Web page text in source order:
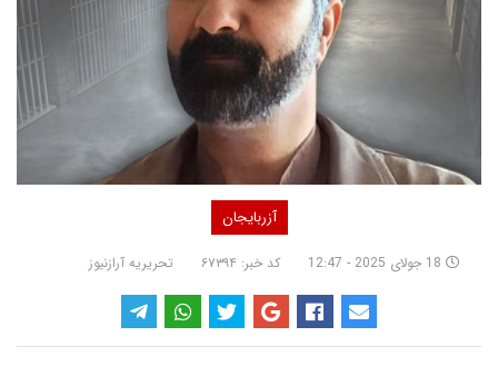
آزربایجان
18 جولای 2025 - 12:47 کد خبر: ۶۷۳۹۴ تحریریه آرازنیوز